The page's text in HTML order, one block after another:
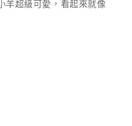
羊超級可愛，看起來就像